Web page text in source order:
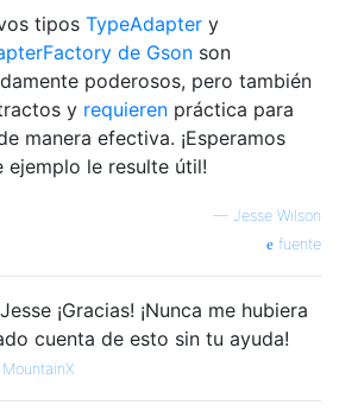
tipos TypeAdapter y
de Gson son
poderosos, pero también
y requieren práctica para
manera efectiva. ¡Esperamos
ejemplo le resulte útil!
— Jesse Wilson
fuente
¡Gracias! ¡Nunca me hubiera
cuenta de esto sin tu ayuda!
MountainX